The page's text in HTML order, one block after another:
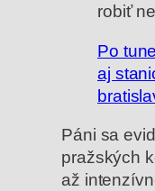
robiť
Po
aj
Páni sa
pražských
až